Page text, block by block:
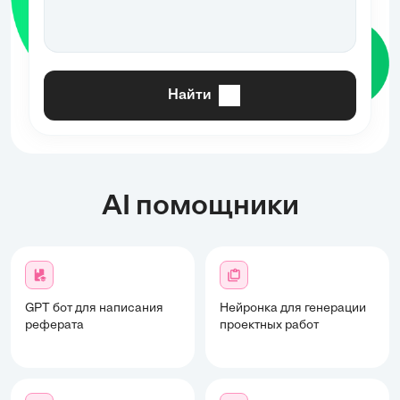
Найти
AI помощники
GPT бот для написания
реферата
Нейронка для генерации
проектных работ